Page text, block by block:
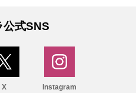
公式SNS
X Instagram